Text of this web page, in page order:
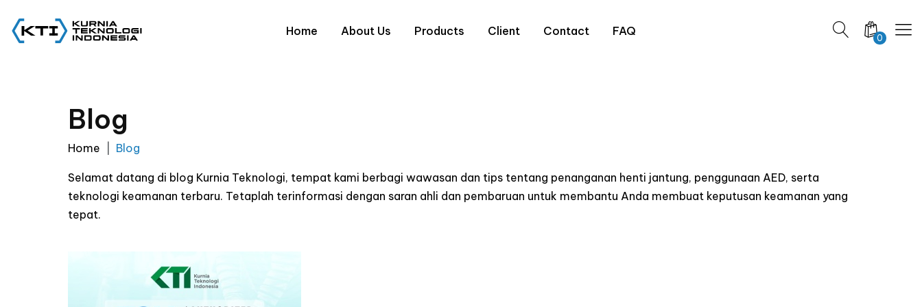
Home About Us Products Client Contact FAQ 0
Blog
Home Blog
Selamat datang di blog Kurnia Teknologi, tempat kami berbagi wawasan dan tips tentang penanganan henti jantung, penggunaan AED, serta
teknologi keamanan terbaru. Tetaplah terinformasi dengan saran ahli dan pembaruan untuk membantu Anda membuat keputusan keamanan yang
tepat.